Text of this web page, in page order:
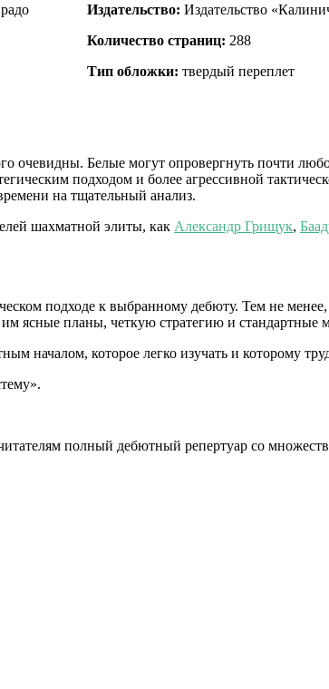
Издательство: Издательство
Количество страниц: 288
Тип обложки: твердый переплет
очевидны. Белые могут опровергнуть почти
подходом и более агрессивной
на тщательный анализ.
шахматной элиты, как Александр Грищук,
подходе к выбранному дебюту. Тем не
ясные планы, четкую стратегию и стандартные
началом, которое легко изучать и которому
полный дебютный репертуар со